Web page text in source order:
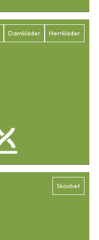
Damkläder Herrkläder
Skönhet